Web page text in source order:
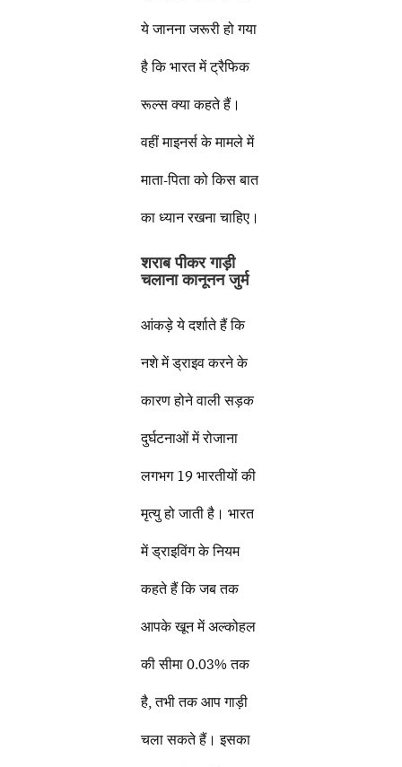
ये जानना जरूरी हो गया
है कि भारत में ट्रैफिक
रूल्स क्या कहते हैं।
वहीं माइनर्स के मामले में
माता-पिता को किस बात
का ध्यान रखना चाहिए।
शराब पीकर गाड़ी
चलाना कानूनन जुर्म
आंकड़े ये दर्शाते हैं कि
नशे में ड्राइव करने के
कारण होने वाली सड़क
दुर्घटनाओं में रोजाना
लगभग 19 भारतीयों की
मृत्यु हो जाती है। भारत
में ड्राइविंग के नियम
कहते हैं कि जब तक
आपके खून में अल्कोहल
की सीमा 0.03% तक
है, तभी तक आप गाड़ी
चला सकते हैं। इसका